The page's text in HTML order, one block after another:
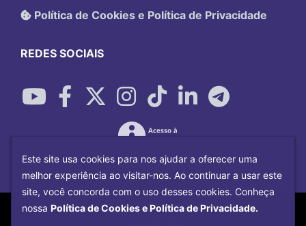
Política de Cookies e Política de Privacidade
REDES SOCIAIS
Copyright©2026Universidade Federal
Este site usa cookies para nos ajudar a oferecer uma
melhor experiência ao visitar-nos. Ao continuar a usar este
site, você concorda com o uso desses cookies. Conheça
nossa Política de Cookies e Política de Privacidade.